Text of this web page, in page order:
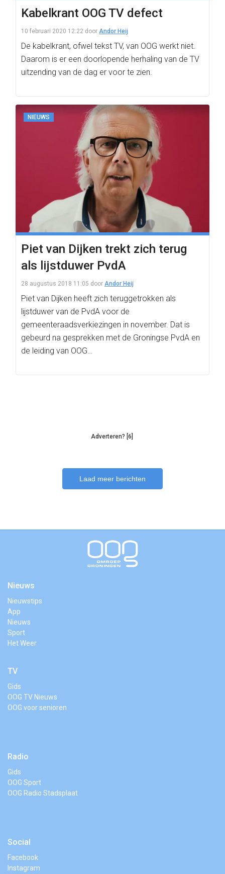
Kabelkrant OOG TV defect
10 februari 2020 12:22 door Andor Heij
De kabelkrant, ofwel tekst TV, van OOG werkt niet.
Daarom is er een doorlopende herhaling van de TV
uitzending van de dag er voor te zien.
NIEUWS
Piet van Dijken trekt zich terug
als lijstduwer PvdA
28 augustus 2018 11:05 door Andor Heij
Piet van Dijken heeft zich teruggetrokken als
lijstduwer van de PvdA voor de
gemeenteraadsverkiezingen in november. Dat is
gebeurd na gesprekken met de Groningse PvdA en
de leiding van OOG…
Adverteren? [6]
Laad meer berichten
Nieuws
Nieuwstips
App
Nieuws
Sport
Het Weer
TV
Gids
OOG TV Nieuws
OOG voor senioren
Radio
Gids
OOG Sport
OOG Radio Stadsplaat
Social
Facebook
Instagram